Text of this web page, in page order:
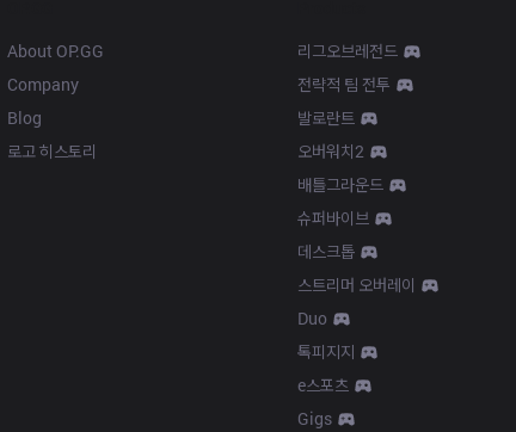
About OP.GG
Company
Blog
로고 히스토리
리그오브레전드
전략적 팀 전투
발로란트
오버워치2
배틀그라운드
슈퍼바이브
데스크톱
스트리머 오버레이
Duo
톡피지지
e스포츠
Gigs